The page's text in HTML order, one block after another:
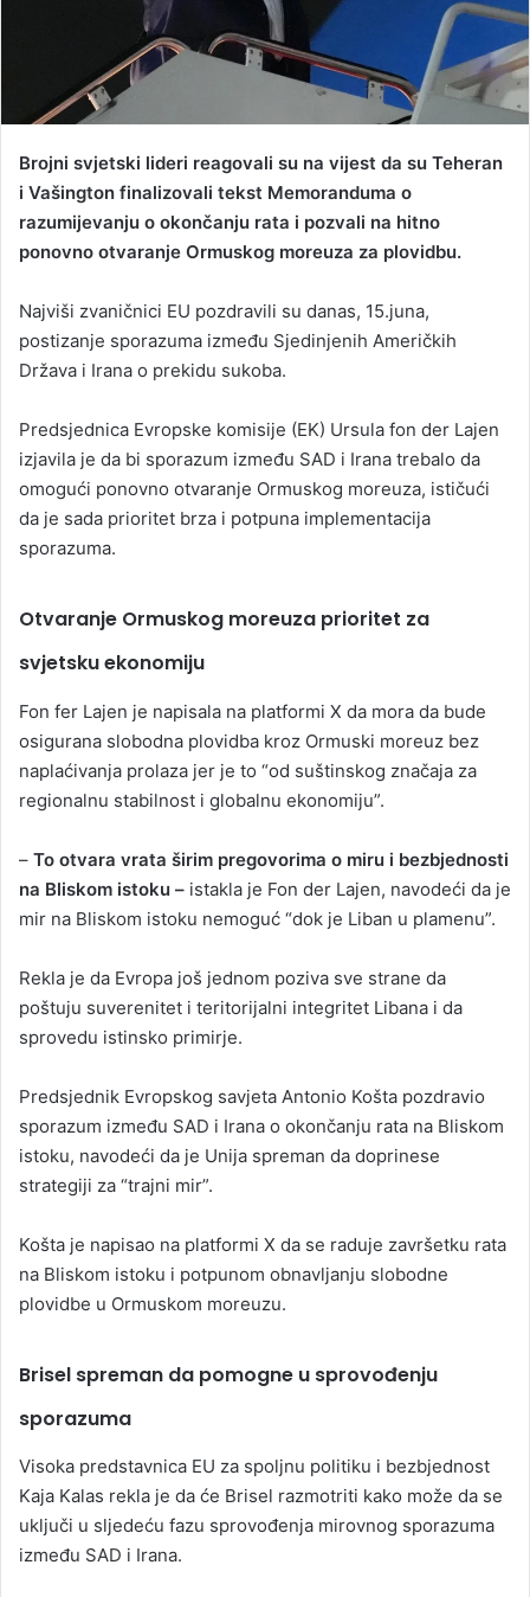
l
Brojni svjetski lideri reagovali su na vijest da su Teheran
i Vašington finalizovali tekst Memoranduma o
razumijevanju o okončanju rata i pozvali na hitno
ponovno otvaranje Ormuskog moreuza za plovidbu.
Najviši zvaničnici EU pozdravili su danas, 15.juna,
postizanje sporazuma između Sjedinjenih Američkih
Država i Irana o prekidu sukoba.
Predsjednica Evropske komisije (EK) Ursula fon der Lajen
izjavila je da bi sporazum između SAD i Irana trebalo da
omogući ponovno otvaranje Ormuskog moreuza, ističući
da je sada prioritet brza i potpuna implementacija
sporazuma.
Otvaranje Ormuskog moreuza prioritet za
svjetsku ekonomiju
Fon fer Lajen je napisala na platformi X da mora da bude
osigurana slobodna plovidba kroz Ormuski moreuz bez
naplaćivanja prolaza jer je to “od suštinskog značaja za
regionalnu stabilnost i globalnu ekonomiju”.
– To otvara vrata širim pregovorima o miru i bezbjednosti
na Bliskom istoku – istakla je Fon der Lajen, navodeći da je
mir na Bliskom istoku nemoguć “dok je Liban u plamenu”.
Rekla je da Evropa još jednom poziva sve strane da
poštuju suverenitet i teritorijalni integritet Libana i da
sprovedu istinsko primirje.
Predsjednik Evropskog savjeta Antonio Košta pozdravio
sporazum između SAD i Irana o okončanju rata na Bliskom
istoku, navodeći da je Unija spreman da doprinese
strategiji za “trajni mir”.
Košta je napisao na platformi X da se raduje završetku rata
na Bliskom istoku i potpunom obnavljanju slobodne
plovidbe u Ormuskom moreuzu.
Brisel spreman da pomogne u sprovođenju
sporazuma
Visoka predstavnica EU za spoljnu politiku i bezbjednost
Kaja Kalas rekla je da će Brisel razmotriti kako može da se
uključi u sljedeću fazu sprovođenja mirovnog sporazuma
između SAD i Irana.